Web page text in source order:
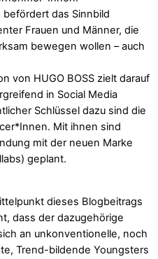
befördert das Sinnbild
Frauen und Männer, die
bewegen wollen – auch
von HUGO BOSS zielt darauf
in Social Media
Schlüssel dazu sind die
Mit ihnen sind
mit der neuen Marke
geplant.
dieses Blogbeitrags
dass der dazugehörige
an unkonventionelle, noch
Trend-bildende Youngsters